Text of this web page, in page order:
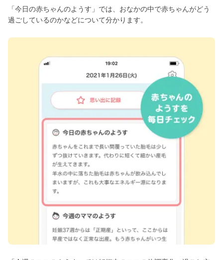
「今日の赤ちゃんのようす」では、おなかの中で赤ちゃんがどう
過ごしているのかなどについて分かります。